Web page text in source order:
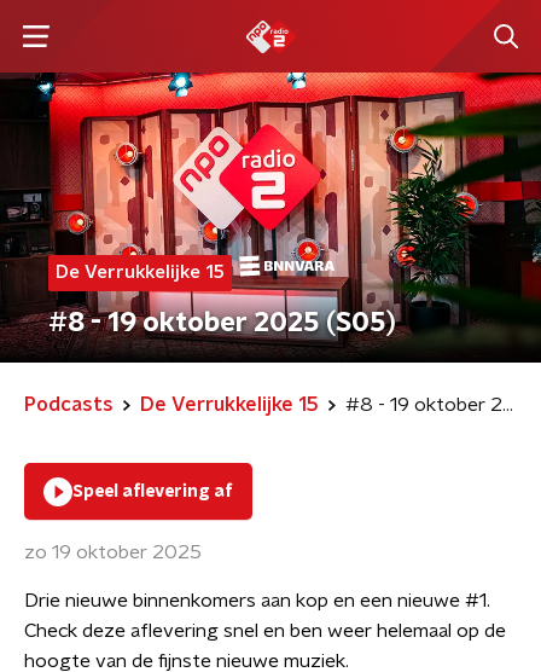
De Verrukkelijke 15
#8 - 19 oktober 2025 (S05)
Podcasts De Verrukkelijke 15 #8 - 19 oktober 2025 (S05)
Speel aflevering af
zo 19 oktober 2025
Drie nieuwe binnenkomers aan kop en een nieuwe #1.
Check deze aflevering snel en ben weer helemaal op de
hoogte van de fijnste nieuwe muziek.